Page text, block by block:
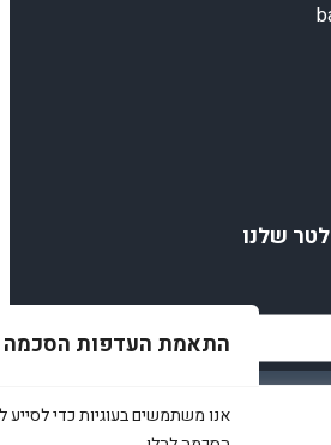
התאמת העדפות הסכמה
אנו משתמשים בעוגיות כדי לסייע
שלנו